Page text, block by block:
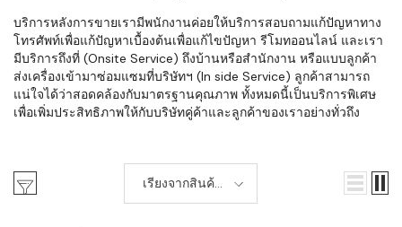
บริการหลังการขายเรามีพนักงานค่อยให้บริการสอบถามแก้ปัญหาทาง
โทรศัพท์เพื่อแก้ปัญหาเบื้องต้นเพื่อแก้ไขปัญหา รีโมทออนไลน์ และเรา
มีบริการถึงที่ (Onsite Service) ถึงบ้านหรือสำนักงาน หรือแบบลูกค้า
ส่งเครื่องเข้ามาซ่อมแซมที่บริษัทฯ (In side Service) ลูกค้าสามารถ
แน่ใจได้ว่าสอดคล้องกับมาตรฐานคุณภาพ ทั้งหมดนี้เป็นบริการพิเศษ
เพื่อเพิ่มประสิทธิภาพให้กับบริษัทคู่ค้าและลูกค้าของเราอย่างทั่วถึง
เรียงจากสินค้า
ใหม่-เก่า